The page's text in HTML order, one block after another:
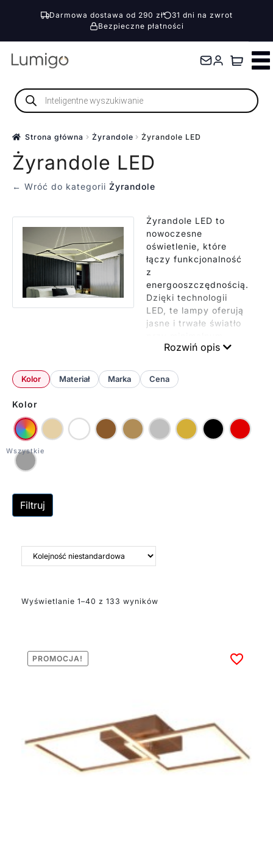
Darmowa dostawa od 290 zł
31 dni na zwrot
Bezpieczne płatności
Przejdź
nawigacji
Przejdź
treściWyszukiwarka
produktów
Strona główna Żyrandole Żyrandole LED
Żyrandole LED
← Wróć do kategorii Żyrandole
Żyrandole LED to
nowoczesne
oświetlenie, które
łączy funkcjonalność
z
energooszczędnością.
Dzięki technologii
LED, te lampy oferują
jasne i trwałe światło
zużyciu energii.
posiada funkcje
regulacji
dostosowanie
oświetlenia do
szkło, po nowoczesne
zastosowaniu
się stylowo, ale także
sztucznych
dodatkowo pozwalają
na ciekawe kształty i
design.
Rozwiń opis
Kolor Materiał Marka Cena
Kolor
Filtruj
Wyświetlanie 1–40 z 133 wyników
PROMOCJA!